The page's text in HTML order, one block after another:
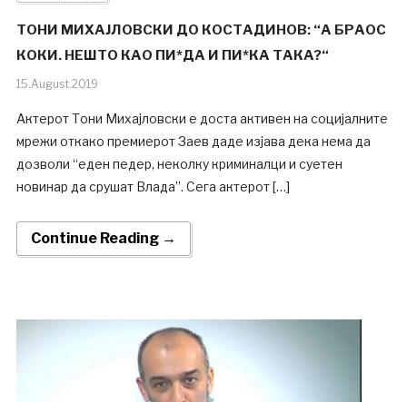
ТОНИ МИХАЈЛОВСКИ ДО КОСТАДИНОВ: “А БРАОС
КОКИ. НЕШТО КАО ПИ*ДА И ПИ*КА ТАКА?“
15.August.2019
Актерот Тони Михајловски е доста активен на социјалните
мрежи откако премиерот Заев даде изјава дека нема да
дозволи “еден педер, неколку криминалци и суетен
новинар да срушат Влада”. Сега актерот […]
Continue Reading →